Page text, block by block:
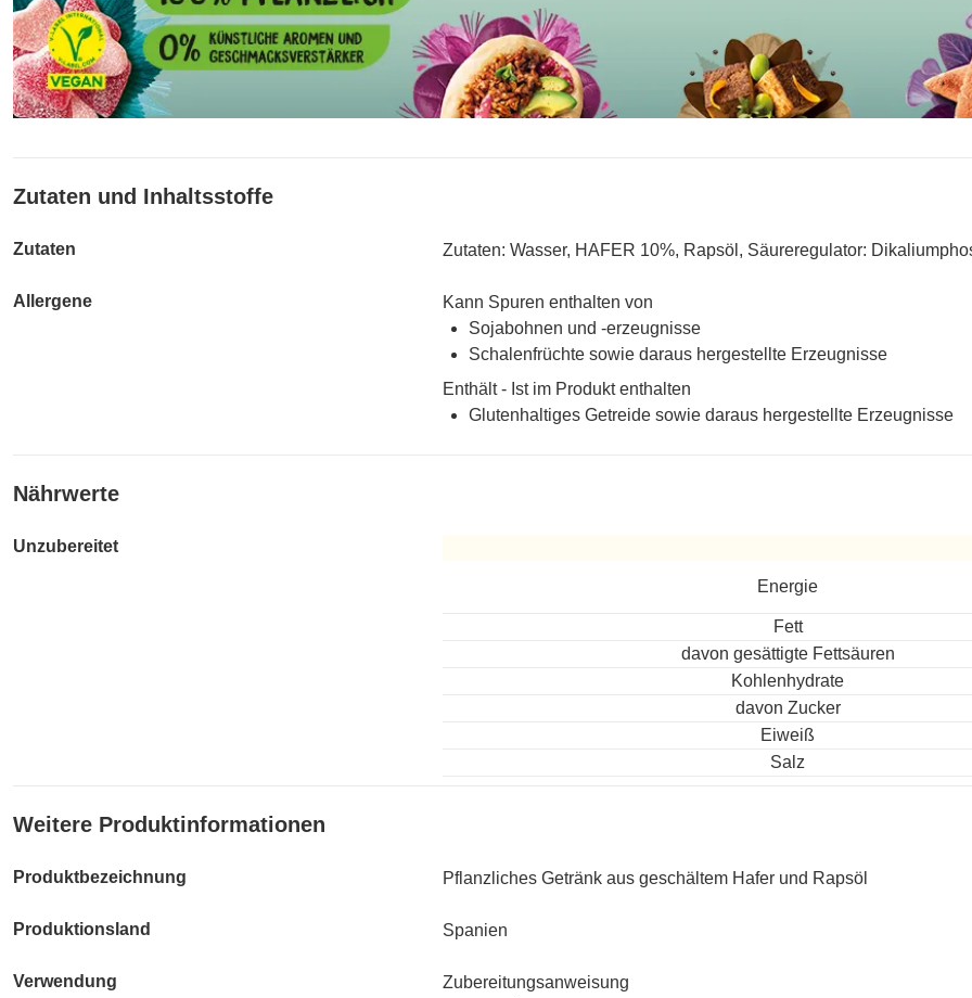
Zutaten und Inhaltsstoffe
Zutaten Zutaten: Wasser, HAFER 10%, Rapsöl, Säureregulator:
Allergene
Kann Spuren enthalten von
Sojabohnen und -erzeugnisse
Schalenfrüchte sowie daraus hergestellte Erzeugnisse
Enthält - Ist im Produkt enthalten
Glutenhaltiges Getreide sowie daraus hergestellte Erzeugnisse
Nährwerte
Unzubereitet
Energie
Fett
davon gesättigte Fettsäuren
Kohlenhydrate
davon Zucker
Eiweiß
Salz
Weitere Produktinformationen
Produktbezeichnung Pflanzliches Getränk aus geschältem Hafer und Rapsöl
Produktionsland Spanien
Verwendung
Zubereitungsanweisung